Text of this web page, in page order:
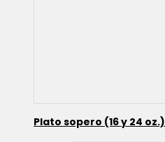
Plato sopero (16 y 24 oz.)